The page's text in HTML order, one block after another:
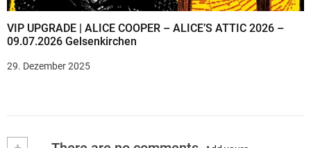
VIP UPGRADE | ALICE COOPER – ALICE’S ATTIC 2026 –
09.07.2026 Gelsenkirchen
29. Dezember 2025